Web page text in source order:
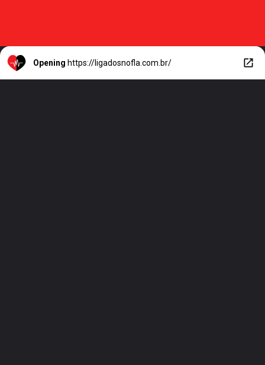
Opening https://ligadosnofla.com.br/